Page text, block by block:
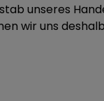
unseres
wir uns